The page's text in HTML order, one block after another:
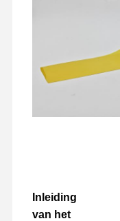
Inleiding
van het